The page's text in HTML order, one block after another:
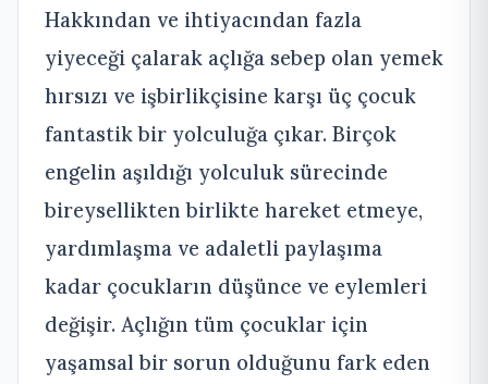
Hakkından ve ihtiyacından fazla
yiyeceği çalarak açlığa sebep olan yemek
hırsızı ve işbirlikçisine karşı üç çocuk
fantastik bir yolculuğa çıkar. Birçok
engelin aşıldığı yolculuk sürecinde
bireysellikten birlikte hareket etmeye,
yardımlaşma ve adaletli paylaşıma
kadar çocukların düşünce ve eylemleri
değişir. Açlığın tüm çocuklar için
yaşamsal bir sorun olduğunu fark eden